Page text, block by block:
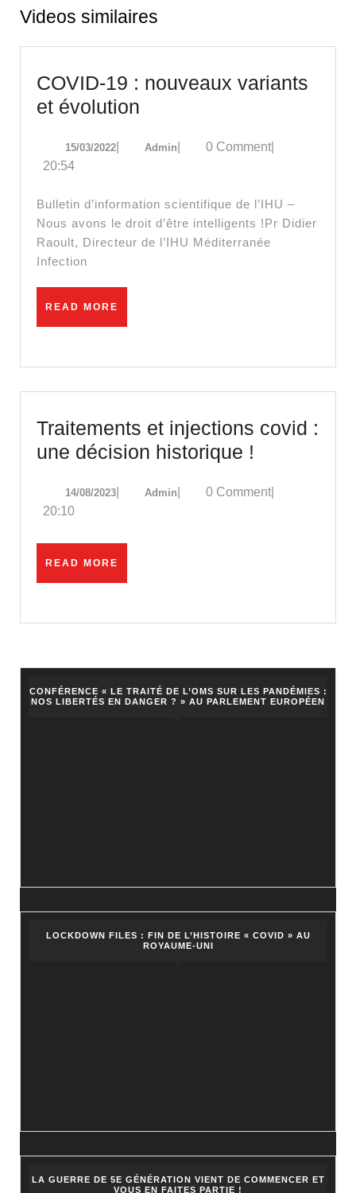
Videos similaires
COVID-19 : nouveaux variants
et évolution
variants
et
évolution
15/03/202215/03/2022
AdminAdmin0 Comment
20:54
Bulletin d’information scientifique de l’IHU –
Nous avons le droit d’être intelligents !Pr Didier
Raoult, Directeur de l’IHU Méditerranée
Infection
READ MORE
Traitements et injections covid :
une décision historique !
injections
historique
14/08/202314/08/2023
AdminAdmin0 Comment
20:10
READ MORE
CONFÉRENCE « LE TRAITÉ DE L’OMS SUR LES PANDÉMIES :
NOS LIBERTÉS EN DANGER ? » AU PARLEMENT EUROPÉEN
LOCKDOWN FILES : FIN DE L’HISTOIRE « COVID » AU
ROYAUME-UNI
LA GUERRE DE 5E GÉNÉRATION VIENT DE COMMENCER ET
VOUS EN FAITES PARTIE !